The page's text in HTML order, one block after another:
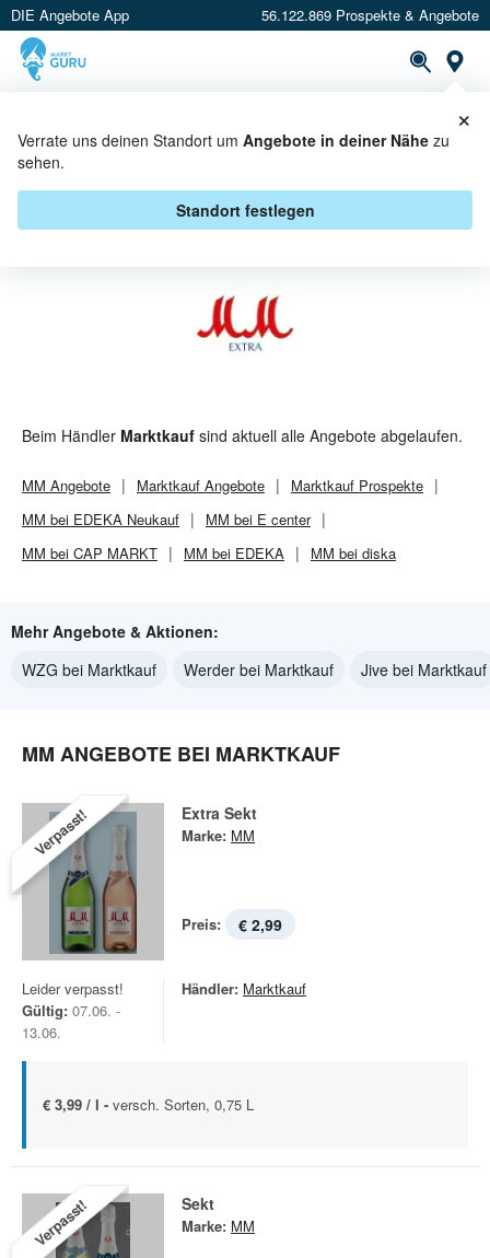
DIE Angebote App 56.122.869 Prospekte & Angebote
Verrate uns deinen Standort um Angebote in deiner Nähe zu
sehen.
Standort festlegen
×
MM BEI MARKTKAUF - ANGEBOTE
& AKTIONEN
Beim Händler Marktkauf sind aktuell alle Angebote abgelaufen.
MM Angebote Marktkauf Angebote Marktkauf Prospekte
MM bei EDEKA Neukauf
MM bei E center
MM bei CAP MARKT
MM bei EDEKA MM bei diska
Mehr Angebote & Aktionen:
WZG bei Marktkauf
Werder bei Marktkauf Jive bei Marktkauf
MM ANGEBOTE BEI MARKTKAUF
Verpasst! Extra Sekt
Marke: MM
Preis: € 2,99
Leider verpasst!
Gültig: 07.06. -
13.06.
Händler: Marktkauf
€ 3,99 / l - versch. Sorten, 0,75 L
Verpasst! Sekt
Marke: MM